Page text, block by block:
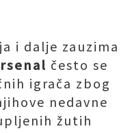
i dalje zauzima
često se
igrača zbog
nedavne
žutih